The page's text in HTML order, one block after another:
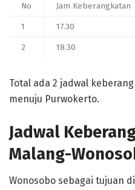
No Jam Keberangkatan
1
17.30
2
18.30
Total ada 2 jadwal
menuju Purwokerto.
Jadwal
Malang-
Wonosobo sebagai tujuan